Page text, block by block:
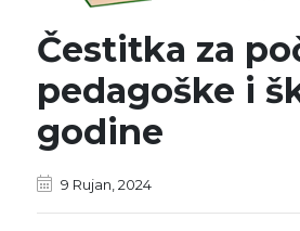
Čestitka za
pedagoške i
godine
9 Rujan, 2024